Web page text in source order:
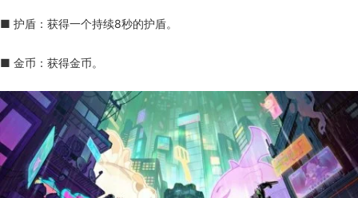
■ 护盾：获得一个持续8秒的护盾。
■ 金币：获得金币。